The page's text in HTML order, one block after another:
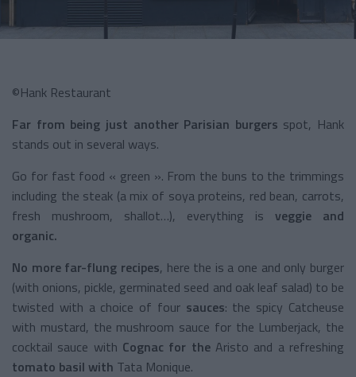
©Hank Restaurant
Far from being just another Parisian burgers spot, Hank
stands out in several ways.
Go for fast food « green ». From the buns to the trimmings
including the steak (a mix of soya proteins, red bean, carrots,
fresh mushroom, shallot…), everything is veggie and
organic.
No more far-flung recipes, here the is a one and only burger
(with onions, pickle, germinated seed and oak leaf salad) to be
twisted with a choice of foursauces: the spicy Catcheuse
with mustard, the mushroom sauce for the Lumberjack, the
cocktail sauce with Cognac for the Aristo and a refreshing
tomato basil with Tata Monique.